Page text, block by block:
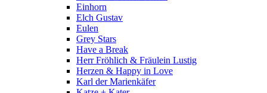
Einhorn
Elch Gustav
Eulen
Grey Stars
Have a Break
Herr Fröhlich & Fräulein Lustig
Herzen & Happy in Love
Karl der Marienkäfer